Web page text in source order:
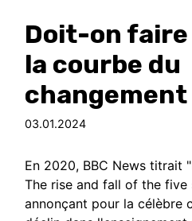
Doit-on faire
la courbe du
changement
03.01.2024
En 2020, BBC News titrait
The rise and fall of the
annonçant pour la célèbre